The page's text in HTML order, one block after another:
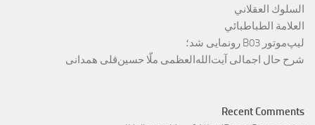
السلوك العقلاني
العلامة الطباطبائي
لیپ‌موتور B03 رونمایی شد؛
شرح حال اجمالی آیت‌الله‌العظمی ملّا حسین‌قلی همدانی
Recent Comments